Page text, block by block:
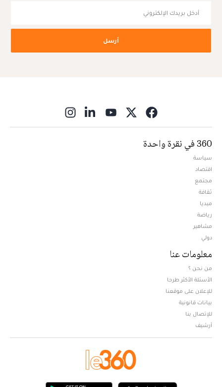
أرسل
360 في نقرة واحدة
سياسة
اقتصاد
مجتمع
ثقافة
ميديا
رياضة
مشاهير
دولي
معلومات عنا
من نحن ؟
الأسئلة الأكثر طرحا
للإعلان على موقعنا
بيانات قانونية
للإتصال بنا
أرشيف